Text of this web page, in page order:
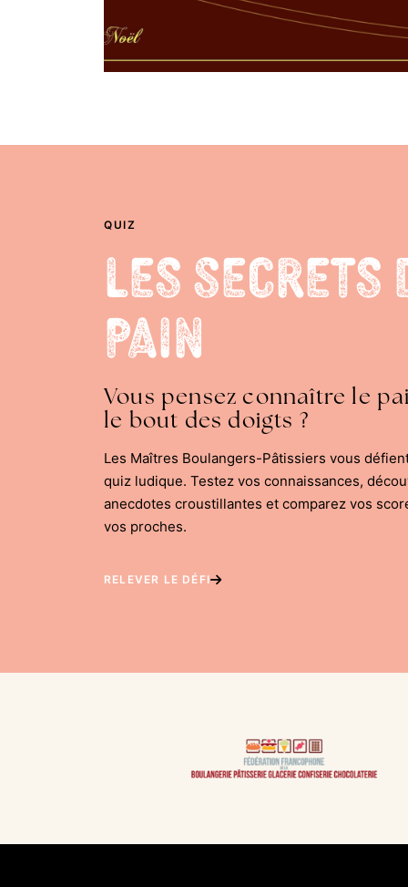
QUIZ
Les Secrets
Pain
Vous pensez connaître le
le bout des doigts ?
Les Maîtres Boulangers-Pâtissiers vous
quiz ludique. Testez vos connaissances,
anecdotes croustillantes et comparez vos
vos proches.
RELEVER LE DÉFI